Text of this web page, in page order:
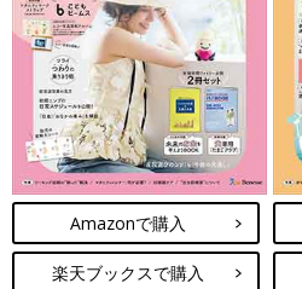
Amazonで購入
楽天ブックスで購入